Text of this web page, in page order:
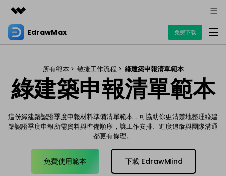
精選產品
總覽
解決方案
關於我們
EdrawMax 免费下载
EdrawMax
多合一圖表軟體
EdrawMind
心智圖與腦力激盪工具
圖表
流程圖
設計用途
資源
EdrawMax 社區
所有範本 > 敏捷工作流程 > 綠建築申報清單範本
綠建築申報清單範本
這份綠建築認證季度申報材料準備清單範本，可協助你更清楚地整理綠建
築認證季度申報所需資料與準備順序，讓工作安排、進度追蹤與團隊溝通
都更有條理。
免費使用範本 下載 EdrawMind